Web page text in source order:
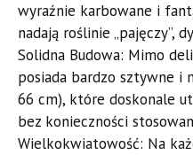
wyraźnie karbowane i
nadają roślinie „pajęczy”,
​Solidna Budowa: Mimo
posiada bardzo sztywne i
66 cm), które doskonale
bez konieczności
​Wielkokwiatowość: Na